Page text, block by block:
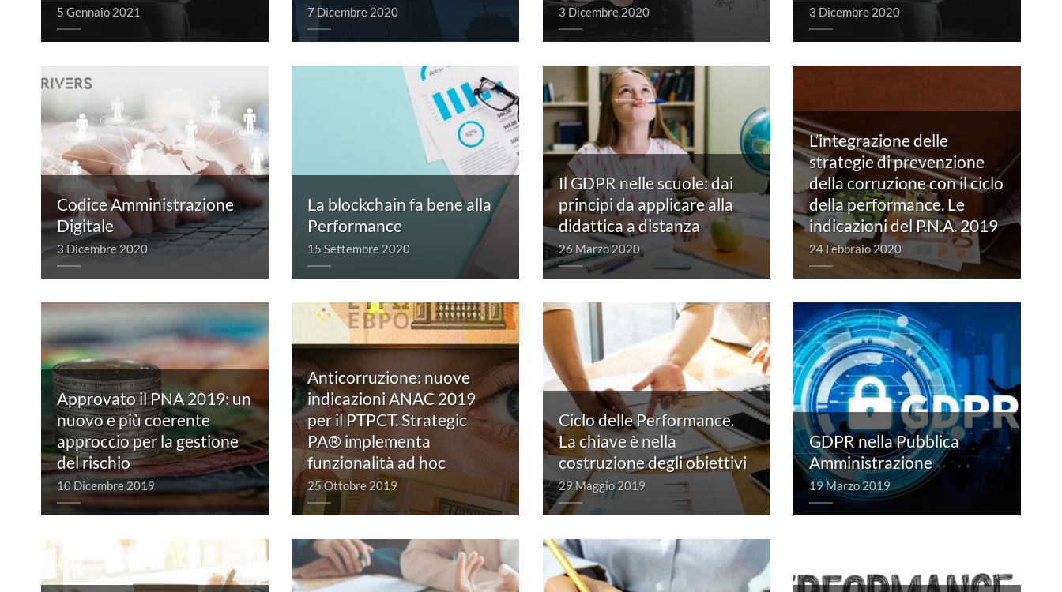
5 Gennaio 2021 7 Dicembre 2020 3 Dicembre 2020 3 Dicembre 2020
Codice Amministrazione
Digitale
3 Dicembre 2020
La blockchain fa bene alla
Performance
15 Settembre 2020
Il GDPR nelle scuole: dai
principi da applicare alla
didattica a distanza
26 Marzo 2020
L’integrazione delle
strategie di prevenzione
della corruzione con il ciclo
della performance. Le
indicazioni del P.N.A. 2019
24 Febbraio 2020
Approvato il PNA 2019: un
nuovo e più coerente
approccio per la gestione
del rischio
10 Dicembre 2019
Anticorruzione: nuove
indicazioni ANAC 2019
per il PTPCT. Strategic
PA®️ implementa
funzionalità ad hoc
25 Ottobre 2019
Ciclo delle Performance.
La chiave è nella
costruzione degli obiettivi
29 Maggio 2019
GDPR nella Pubblica
Amministrazione
19 Marzo 2019